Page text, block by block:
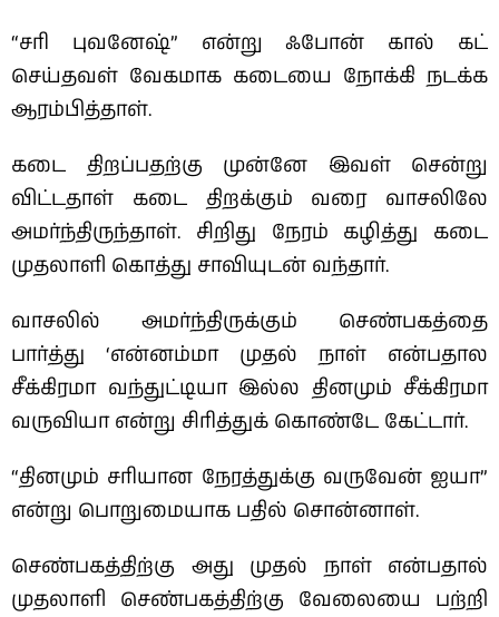
“சரி புவனேஷ்” என்று ஃபோன் கால் கட்
செய்தவள் வேகமாக கடையை நோக்கி நடக்க
ஆரம்பித்தாள்.
கடை திறப்பதற்கு முன்னே இவள் சென்று
விட்டதாள் கடை திறக்கும் வரை வாசலிலே
அமர்ந்திருந்தாள். சிறிது நேரம் கழித்து கடை
முதலாளி கொத்து சாவியுடன் வந்தார்.
வாசலில் அமர்ந்திருக்கும் செண்பகத்தை
பார்த்து ‘என்னம்மா முதல் நாள் என்பதால
சீக்கிரமா வந்துட்டியா இல்ல தினமும் சீக்கிரமா
வருவியா என்று சிரித்துக் கொண்டே கேட்டார்.
“தினமும் சரியான நேரத்துக்கு வருவேன் ஐயா”
என்று பொறுமையாக பதில் சொன்னாள்.
செண்பகத்திற்கு அது முதல் நாள் என்பதால்
முதலாளி செண்பகத்திற்கு வேலையை பற்றி